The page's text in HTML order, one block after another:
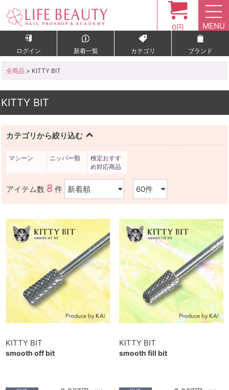
0円 MENU
ログイン 新着一覧 カテゴリ ブランド
全商品 > KITTY BIT
KITTY BIT
カテゴリから絞り込む
マシーン ニッパー類
検定おすす
め対応商品
アイテム数 8 件
KITTY BIT
smooth off bit
KITTY BIT
smooth fill bit